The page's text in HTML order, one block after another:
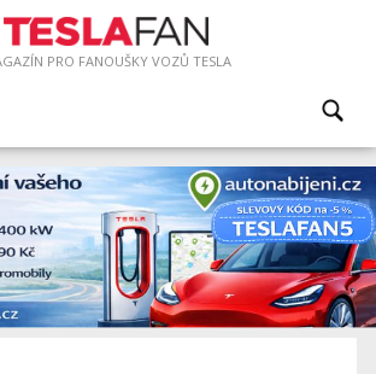
PRO FANOUŠKY VOZŮ TESLA